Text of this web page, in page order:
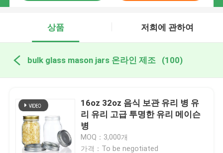
상품 저희에 관하여
bulk glass mason jars 온라인 제조 (100)
16oz 32oz 음식 보관 유리 병 유
리 유리 고급 투명한 유리 메이슨
병
MOQ：3,000개
가격：To be negotiated